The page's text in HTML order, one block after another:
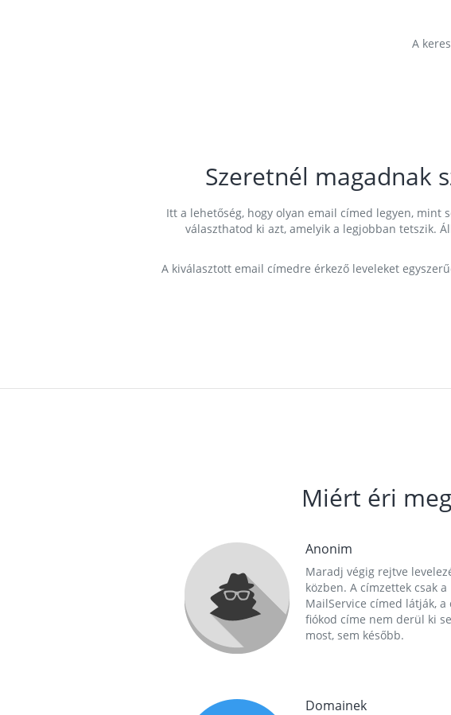
A
Szeretnél magadnak
Itt a lehetőség, hogy olyan email címed legyen, mint
választhatod ki azt, amelyik a legjobban tetszik.
A kiválasztott email címedre érkező leveleket
Miért éri
Anonim
Maradj végig rejtve
közben. A címzettek csak a
MailService címed látják, a
fiókod címe nem derül ki
most, sem később.
Domainek